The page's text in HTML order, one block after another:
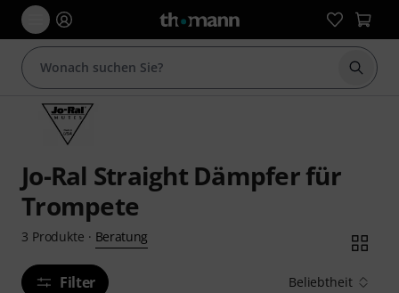
Suche
Jo-Ral Straight Dämpfer für
Trompete
3 Produkte · Beratung
Filter Beliebtheit